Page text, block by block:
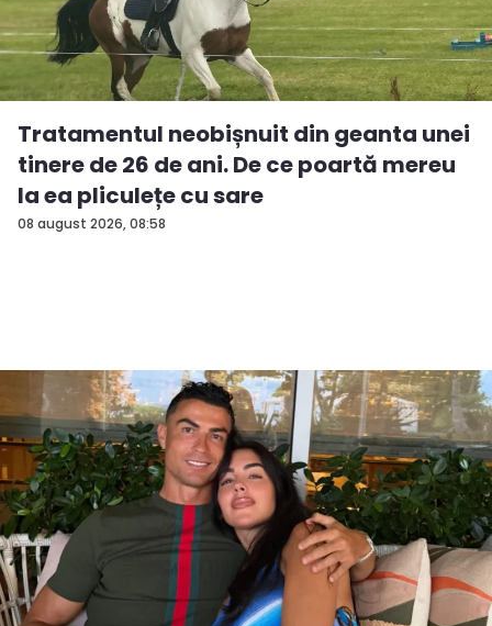
08 august 2026, 08:58
Tratamentul neobișnuit din geanta unei
tinere de 26 de ani. De ce poartă mereu
la ea pliculețe cu sare